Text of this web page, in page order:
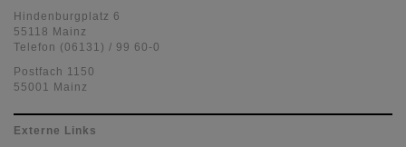
Hindenburgplatz 6
55118 Mainz
Telefon (06131) / 99 60-0
Postfach 1150
55001 Mainz
Externe Links